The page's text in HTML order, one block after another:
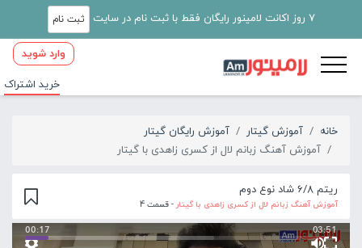
7 روز اکانت لامینور رایگان فقط با ثبت نام در سایت ثبت نام
وارد شوید
خرید اشتراک
خانه آموزش گیتار
آموزش رایگان گیتار
آموزش آهنگ زبانم لال از کسری زاهدی با گیتار
ریتم 6/8 شاد نوع دوم
آموزش آهنگ زبانم لال از کسری زاهدی با گیتار - قسمت 4